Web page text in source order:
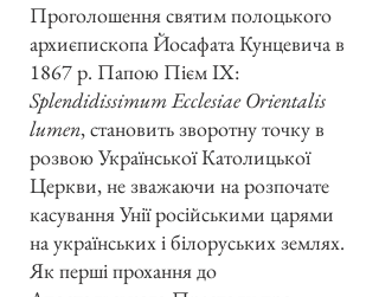
Проголошення святим полоцького
архиєпископа Йосафата Кунцевича в
1867 р. Папою Пієм IX:
Splendidissimum Ecclesiae Orientalis
lumen, становить зворотну точку в
розвою Української Католицької
Церкви, не зважаючи на розпочате
касування Унії російськими царями
на українських і білоруських землях.
Як перші прохання до